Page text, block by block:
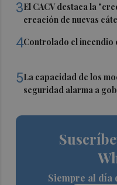
3El CACV destaca la
creación de nuevas
4Controlado el incendio
5La capacidad de los
seguridad alarma a
Siempre al día